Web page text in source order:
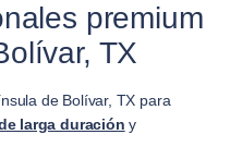
premium
TX
de Bolívar, TX para
larga duración y